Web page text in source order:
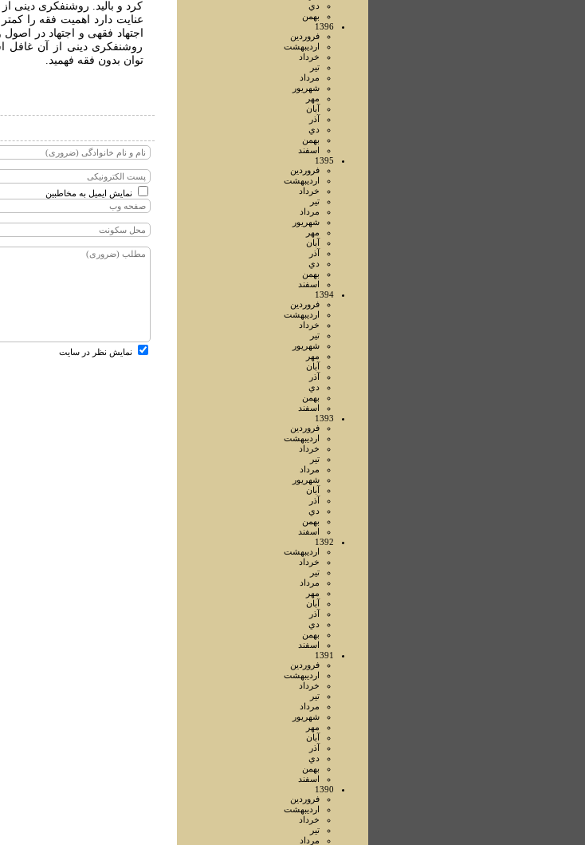
دي
بهمن
1396
فروردين
ارديبهشت
خرداد
تير
مرداد
شهريور
مهر
آبان
آذر
دي
بهمن
اسفند
1395
فروردين
ارديبهشت
خرداد
تير
مرداد
شهريور
مهر
آبان
آذر
دي
بهمن
اسفند
1394
فروردين
ارديبهشت
خرداد
تير
شهريور
مهر
آبان
آذر
دي
بهمن
اسفند
1393
فروردين
ارديبهشت
خرداد
تير
مرداد
شهريور
آبان
آذر
دي
بهمن
اسفند
1392
ارديبهشت
خرداد
تير
مرداد
مهر
آبان
آذر
دي
بهمن
اسفند
1391
فروردين
ارديبهشت
خرداد
تير
مرداد
شهريور
مهر
آبان
آذر
دي
بهمن
اسفند
1390
فروردين
ارديبهشت
خرداد
تير
مرداد
کرد و بالید. روشنفکری دينی
عنايت دارد اهميت فقه را
اجتهاد فقهی و اجتهاد در
روشنفکری دينی از آن
توان بدون فقه فهميد.
نمایش ایمیل به مخاطبین
نمایش نظر در سایت